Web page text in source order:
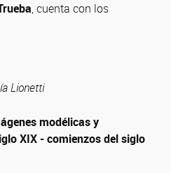
, cuenta con los
Lionetti
modélicas y
XIX - comienzos del siglo